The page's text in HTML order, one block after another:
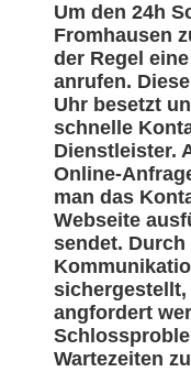
Um den 24h
Fromhausen
der Regel
anrufen.
Uhr besetzt
schnelle
Dienstleister.
Online-
man das
Webseite
sendet.
angfordert
Wartezeiten